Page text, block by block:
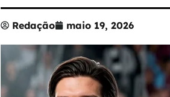
Redação maio 19, 2026